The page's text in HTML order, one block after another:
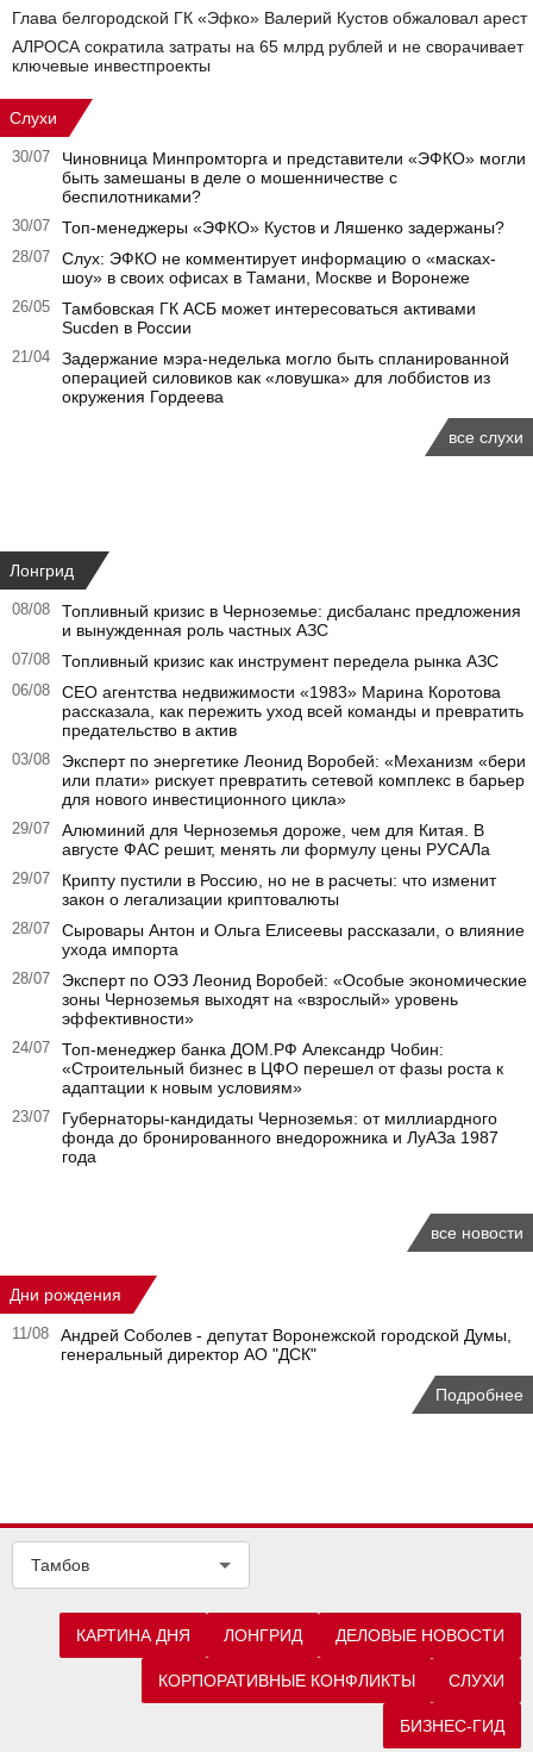
Глава белгородской ГК «Эфко» Валерий Кустов обжаловал арест
АЛРОСА сократила затраты на 65 млрд рублей и не сворачивает
ключевые инвестпроекты
Слухи
30/07
Чиновница Минпромторга и представители «ЭФКО» могли
быть замешаны в деле о мошенничестве с
беспилотниками?
30/07 Топ-менеджеры «ЭФКО» Кустов и Ляшенко задержаны?
28/07
Слух: ЭФКО не комментирует информацию о «масках-
шоу» в своих офисах в Тамани, Москве и Воронеже
26/05
Тамбовская ГК АСБ может интересоваться активами
Sucden в России
21/04
Задержание мэра-неделька могло быть спланированной
операцией силовиков как «ловушка» для лоббистов из
окружения Гордеева
все слухи
Лонгрид
08/08
Топливный кризис в Черноземье: дисбаланс предложения
и вынужденная роль частных АЗС
07/08 Топливный кризис как инструмент передела рынка АЗС
06/08
CEO агентства недвижимости «1983» Марина Коротова
рассказала, как пережить уход всей команды и превратить
предательство в актив
03/08
Эксперт по энергетике Леонид Воробей: «Механизм «бери
или плати» рискует превратить сетевой комплекс в барьер
для нового инвестиционного цикла»
29/07
Алюминий для Черноземья дороже, чем для Китая. В
августе ФАС решит, менять ли формулу цены РУСАЛа
29/07
Крипту пустили в Россию, но не в расчеты: что изменит
закон о легализации криптовалюты
28/07
Сыровары Антон и Ольга Елисеевы рассказали, о влияние
ухода импорта
28/07
Эксперт по ОЭЗ Леонид Воробей: «Особые экономические
зоны Черноземья выходят на «взрослый» уровень
эффективности»
24/07
Топ-менеджер банка ДОМ.РФ Александр Чобин:
«Строительный бизнес в ЦФО перешел от фазы роста к
адаптации к новым условиям»
23/07
Губернаторы‑кандидаты Черноземья: от миллиардного
фонда до бронированного внедорожника и ЛуАЗа 1987
года
все новости
Дни рождения
11/08
Андрей Соболев - депутат Воронежской городской Думы,
генеральный директор АО "ДСК"
Подробнее
Тамбов
КАРТИНА ДНЯ ЛОНГРИД ДЕЛОВЫЕ НОВОСТИ
КОРПОРАТИВНЫЕ КОНФЛИКТЫ СЛУХИ
БИЗНЕС-ГИД